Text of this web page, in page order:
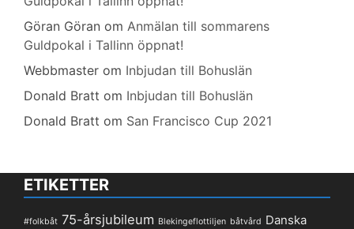
Göran Göran om Anmälan till sommarens
Guldpokal i Tallinn öppnat!
Webbmaster om Inbjudan till Bohuslän
Donald Bratt om Inbjudan till Bohuslän
Donald Bratt om San Francisco Cup 2021
ETIKETTER
#folkbåt 75-årsjubileum Blekingeflottiljen båtvård Danska